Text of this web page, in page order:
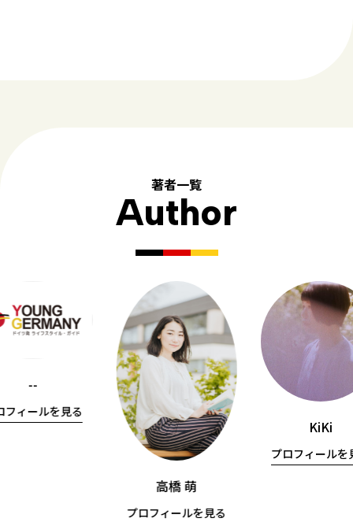
著者一覧
Author
--
フィールを見る
高橋 萌
プロフィールを見る
KiKi
プロフィールを